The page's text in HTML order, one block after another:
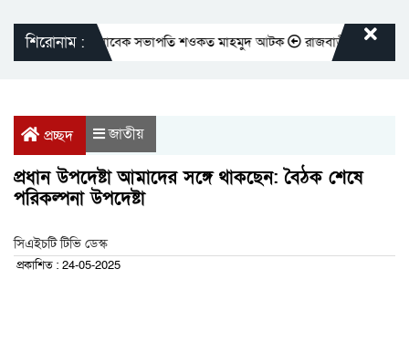
শিরোনাম :
প্রেসক্লাবের সাবেক সভাপতি শওকত মাহমুদ আটক রাজবাড়ীতে বীর
প্রচ্ছদ জাতীয়
প্রধান উপদেষ্টা আমাদের সঙ্গে থাকছেন: বৈঠক শেষে
পরিকল্পনা উপদেষ্টা
সিএইচটি টিভি ডেস্ক
প্রকাশিত : 24-05-2025